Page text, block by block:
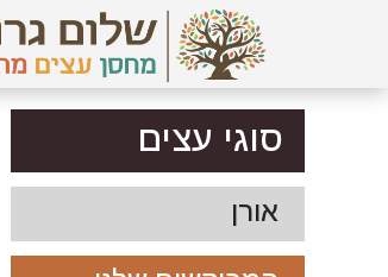
סוגי עצים
אורן